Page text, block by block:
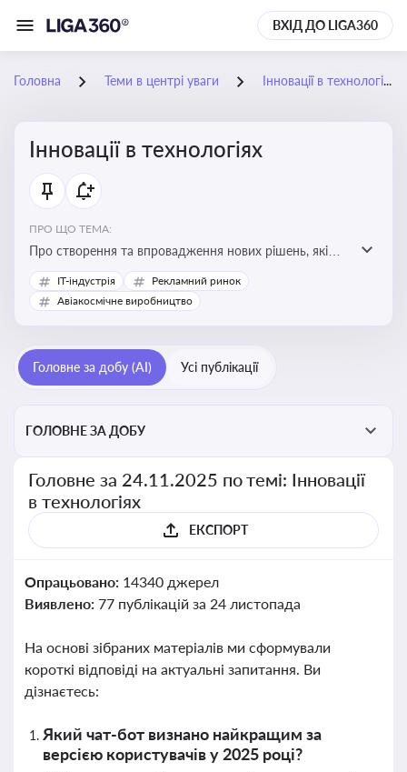
ВХІД ДО LIGA360
Головна Теми в центрі уваги Інновації в технологіях
Інновації в технологіях
ПРО ЩО ТЕМА:
Про створення та впровадження нових рішень, які
покращують ефективність, функціональність або
можливості технологічних продуктів і процесів.
IT-індустрія
Рекламний ринок
Авіакосмічне виробництво
Головне за добу (AI) Усі публікації
ГОЛОВНЕ ЗА ДОБУ
Головне за 24.11.2025 по темі: Інновації
в технологіях
ЕКСПОРТ
Опрацьовано: 14340 джерел
Виявлено: 77 публікацій за 24 листопада
На основі зібраних матеріалів ми сформували
короткі відповіді на актуальні запитання. Ви
дізнаєтесь:
Який чат-бот визнано найкращим за
версією користувачів у 2025 році?